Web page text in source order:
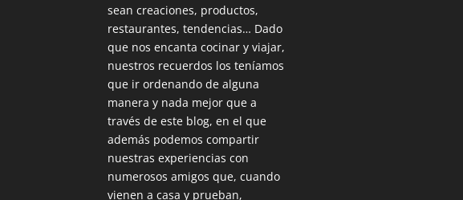
sean creaciones, productos,
restaurantes, tendencias… Dado
que nos encanta cocinar y viajar,
nuestros recuerdos los teníamos
que ir ordenando de alguna
manera y nada mejor que a
través de este blog, en el que
además podemos compartir
nuestras experiencias con
numerosos amigos que, cuando
vienen a casa y prueban,